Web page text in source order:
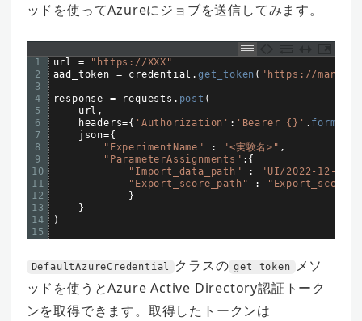
ッドを使ってAzureにジョブを送信してみます。
1
2
3
4
5
6
7
8
9
10
11
12
13
14
15
url =
"https://XXX"
aad_token
= credential .get_token ( "https://
response = requests . post (
url ,
headers={ 'Authorization' : 'Bearer {}' . format
json={
"ExperimentName"
: "<実験名>" ,
"ParameterAssignments" : {
"Import_data_path"
:
"UI/2022-12-
"Export_score_path"
:
"Export_score/
}
}
)
DefaultAzureCredential クラスの get_token
メソ
ッドを使うとAzure Active Directory認証トーク
ンを取得できます。取得したトークンは